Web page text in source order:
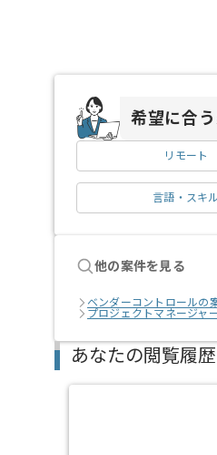
希望に合
リモート
言語・スキル
他の案件を見る
ベンダーコントロールの
プロジェクトマネージャ
あなたの閲覧履歴